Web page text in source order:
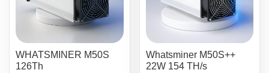
WHATSMINER M50S
126Th
Whatsminer M50S++
22W 154 TH/s